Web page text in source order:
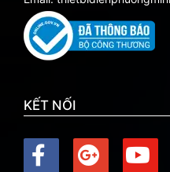
KẾT NỐI